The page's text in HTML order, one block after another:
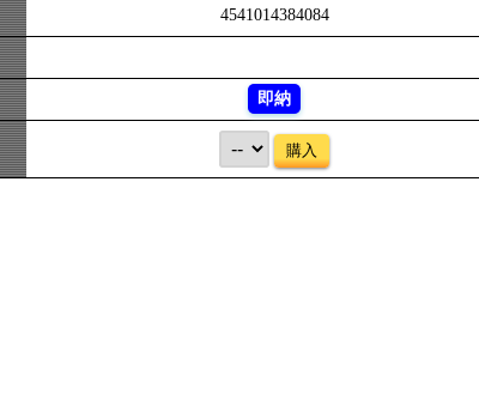
4541014384084
即納
購入